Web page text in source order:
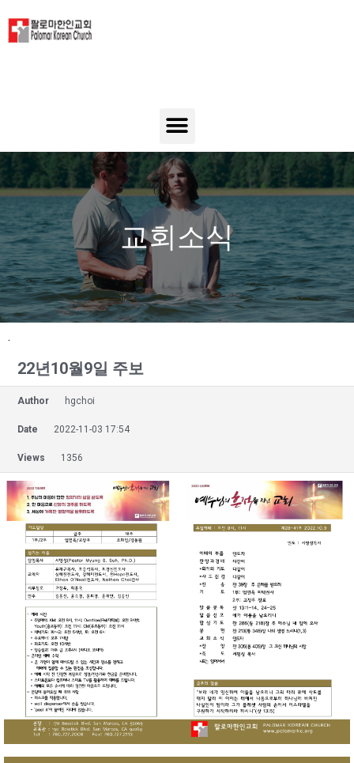
교회소식
.
22년10월9일 주보
Author hgchoi
Date 2022-11-03 17:54
Views 1356